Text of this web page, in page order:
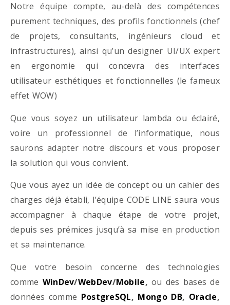
Notre équipe compte, au-delà des compétences
purement techniques, des profils fonctionnels (chef
de projets, consultants, ingénieurs cloud et
infrastructures), ainsi qu’un designer UI/UX expert
en ergonomie qui concevra des interfaces
utilisateur esthétiques et fonctionnelles (le fameux
effet WOW)
Que vous soyez un utilisateur lambda ou éclairé,
voire un professionnel de l’informatique, nous
saurons adapter notre discours et vous proposer
la solution qui vous convient.
Que vous ayez un idée de concept ou un cahier des
charges déjà établi, l’équipe CODE LINE saura vous
accompagner à chaque étape de votre projet,
depuis ses prémices jusqu’à sa mise en production
et sa maintenance.
Que votre besoin concerne des technologies
comme WinDev/WebDev/Mobile, ou des bases de
données comme PostgreSQL, Mongo DB, Oracle,